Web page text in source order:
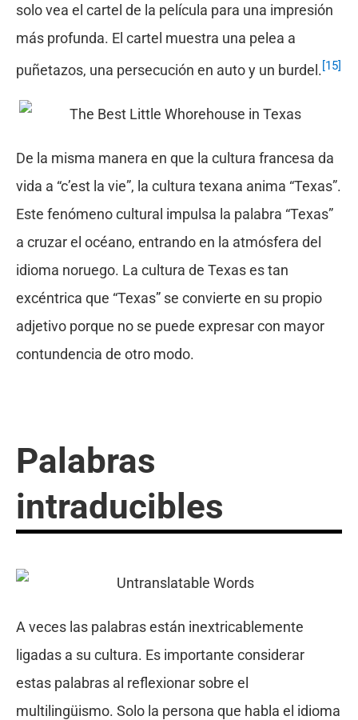
solo vea el cartel de la película para una impresión
más profunda. El cartel muestra una pelea a
puñetazos, una persecución en auto y un burdel.[15]
De la misma manera en que la cultura francesa da
vida a “c’est la vie”, la cultura texana anima “Texas”.
Este fenómeno cultural impulsa la palabra “Texas”
a cruzar el océano, entrando en la atmósfera del
idioma noruego. La cultura de Texas es tan
excéntrica que “Texas” se convierte en su propio
adjetivo porque no se puede expresar con mayor
contundencia de otro modo.
Palabras
intraducibles
A veces las palabras están inextricablemente
ligadas a su cultura. Es importante considerar
estas palabras al reflexionar sobre el
multilingüismo. Solo la persona que habla el idioma